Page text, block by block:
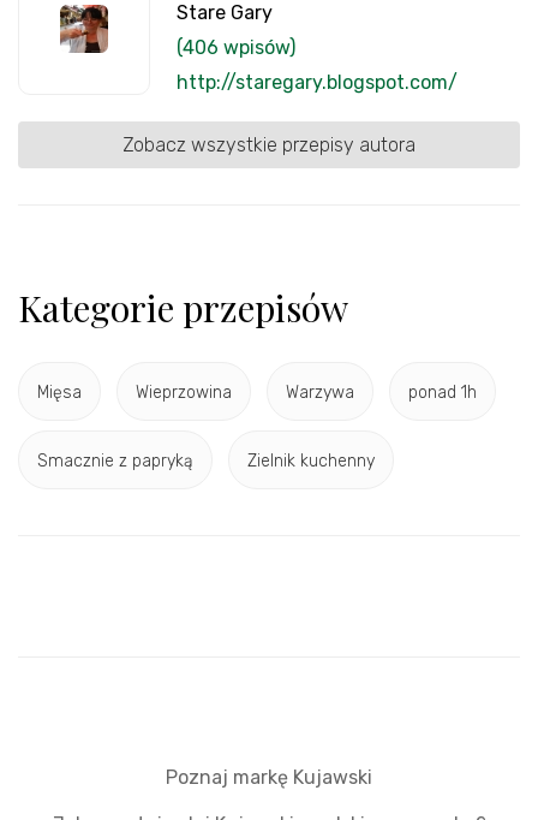
Stare Gary
(406 wpisów)
http://staregary.blogspot.com/
Zobacz wszystkie przepisy autora
Kategorie przepisów
Mięsa Wieprzowina Warzywa ponad 1h
Smacznie z papryką Zielnik kuchenny
Poznaj markę Kujawski